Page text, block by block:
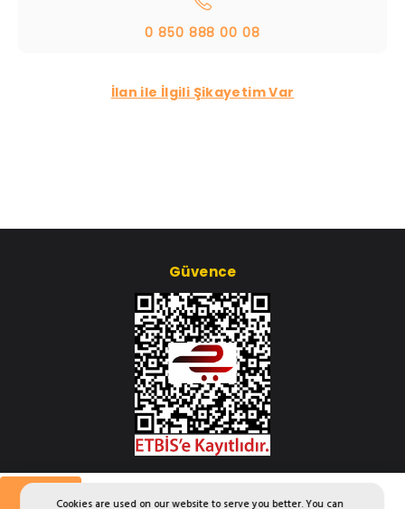
Cookies are used on our website to serve you better. You can
0 850 888 00 08
İlan ile İlgili Şikayetim Var
Güvence